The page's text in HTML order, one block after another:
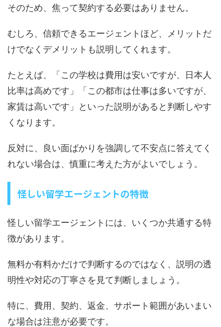
そのため、焦って契約する必要はありません。
むしろ、信頼できるエージェントほど、メリットだ
けでなくデメリットも説明してくれます。
たとえば、「この学校は費用は安いですが、日本人
比率は高めです」「この都市は仕事は多いですが、
家賃は高いです」といった説明があると判断しやす
くなります。
反対に、良い面ばかりを強調して不安点に答えてく
れない場合は、慎重に考えた方がよいでしょう。
怪しい留学エージェントの特徴
怪しい留学エージェントには、いくつか共通する特
徴があります。
無料か有料かだけで判断するのではなく、説明の透
明性や対応の丁寧さを見て判断しましょう。
特に、費用、契約、返金、サポート範囲があいまい
な場合は注意が必要です。